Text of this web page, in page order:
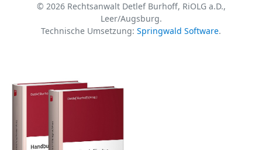
© 2026 Rechtsanwalt Detlef Burhoff, RiOLG a.D.,
Leer/Augsburg.
Technische Umsetzung: Springwald Software.